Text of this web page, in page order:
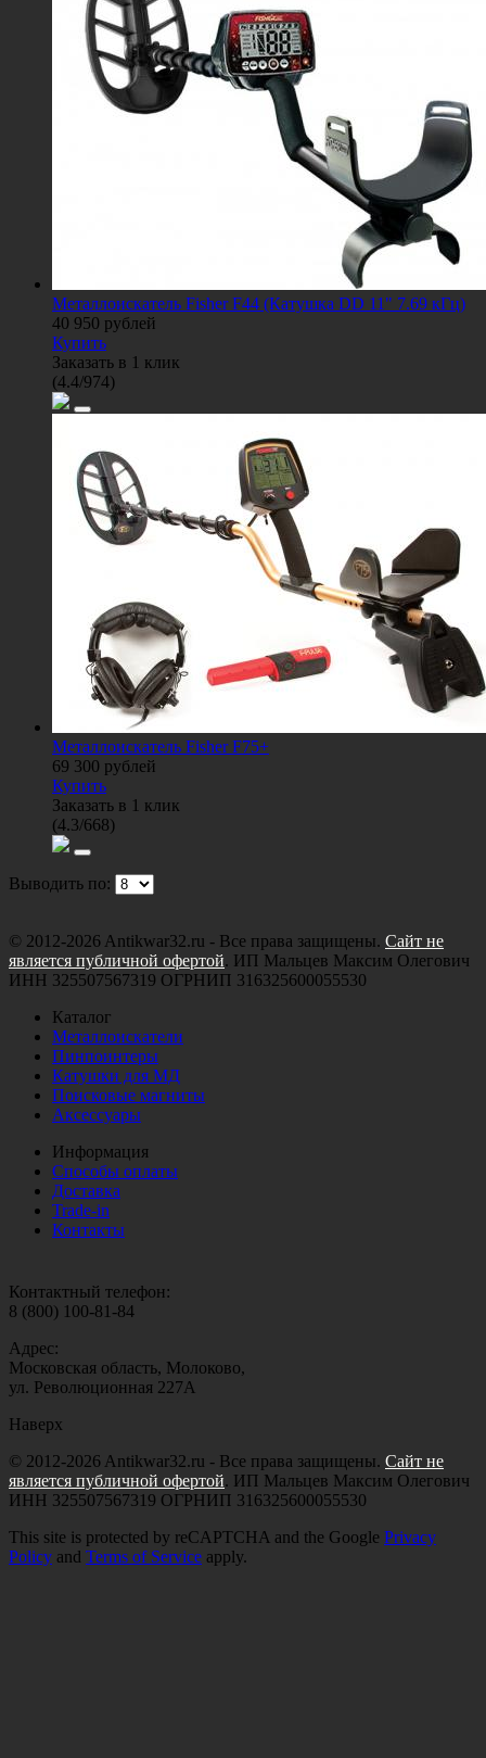
Металлоискатель Fisher F44 (Катушка DD 11" 7.69 кГц)
40 950 рублей
Купить
Заказать в 1 клик
(4.4/974)
Металлоискатель Fisher F75+
69 300 рублей
Купить
Заказать в 1 клик
(4.3/668)
Выводить по:
© 2012-2026 Antikwar32.ru - Все права защищены. Сайт не
является публичной офертой. ИП Мальцев Максим Олегович
ИНН 325507567319 ОГРНИП 316325600055530
Каталог
Металлоискатели
Пинпоинтеры
Катушки для МД
Поисковые магниты
Аксессуары
Информация
Способы оплаты
Доставка
Trade-in
Контакты
Контактный телефон:
8 (800) 100-81-84
Адрес:
Московская область, Молоково,
ул. Революционная 227А
Наверх
© 2012-2026 Antikwar32.ru - Все права защищены. Сайт не
является публичной офертой. ИП Мальцев Максим Олегович
ИНН 325507567319 ОГРНИП 316325600055530
This site is protected by reCAPTCHA and the Google Privacy
Policy and Terms of Service apply.